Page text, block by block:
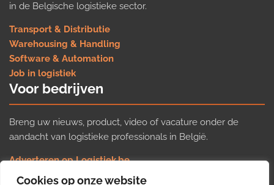
Cookies op onze website
in de Belgische logistieke sector.
Transport & Distributie
Warehousing & Handling
Software & Automation
Job in logistiek
Voor bedrijven
Breng uw nieuws, product, video of vacature onder de
aandacht van logistieke professionals in België.
Adverteren op Logistiek.be
Nieuws insturen